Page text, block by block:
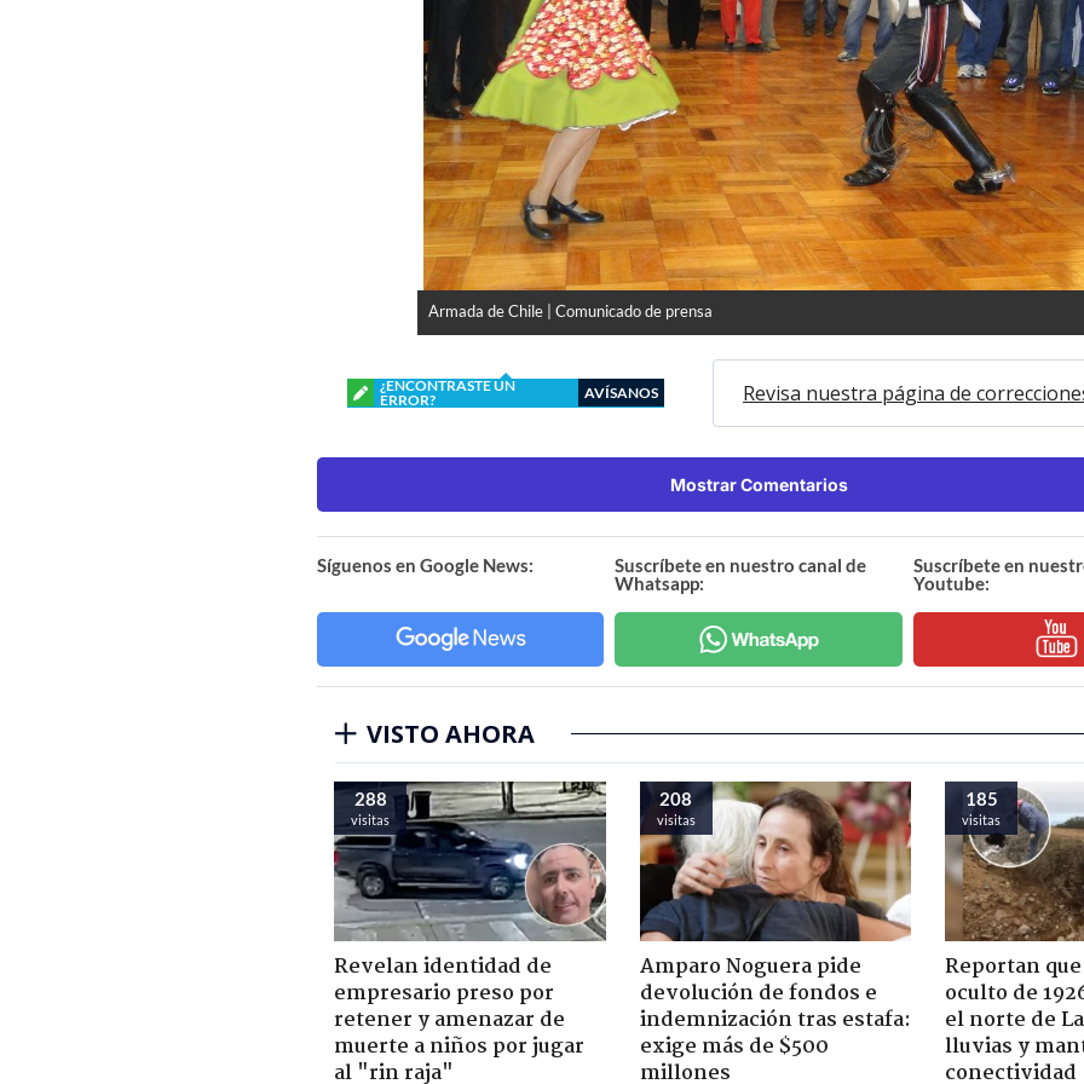
Armada de Chile | Comunicado de prensa
¿ENCONTRASTE UN
ERROR?
AVÍSANOS Revisa nuestra página de
Mostrar Comentarios
Síguenos en Google News:
Suscríbete en nuestro canal de
Whatsapp:
Suscríbete en
Youtube:
VISTO AHORA
288
visitas
Revelan identidad de
empresario preso por
retener y amenazar de
muerte a niños por jugar
al "rin raja"
208
visitas
Amparo Noguera pide
devolución de fondos e
indemnización tras estafa:
exige más de $500
millones
185
visitas
Reportan
oculto de
el norte de
lluvias y
conectividad